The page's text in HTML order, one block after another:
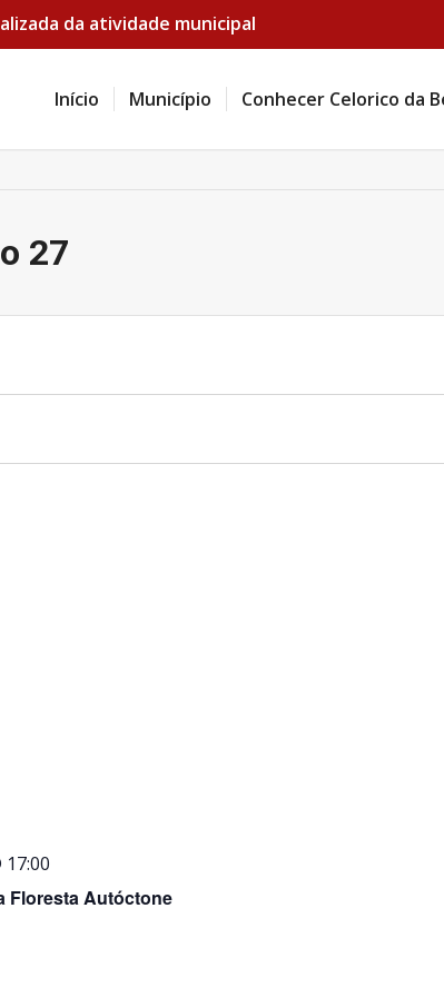
da atividade municipal
Início Município Conhecer Celorico da
27
Floresta Autóctone